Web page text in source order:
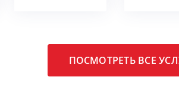
ПОСМОТРЕТЬ ВСЕ